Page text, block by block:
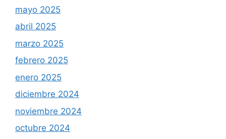
mayo 2025
abril 2025
marzo 2025
febrero 2025
enero 2025
diciembre 2024
noviembre 2024
octubre 2024